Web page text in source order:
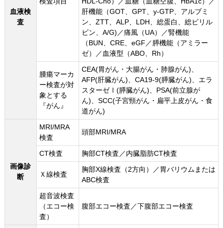
血液検
査
肝機能（GOT、GPT、y-GTP、アルブミ
ン、ZTT、ALP、LDH、総蛋白、総ビリル
ビン、A/G)／痛風（UA）／腎機能
（BUN、CRE、eGF／膵機能（アミラー
ゼ）／血液型（ABO、Rh）
腫瘍マーカ
ー検査が対
象とする
『がん』
CEA(胃がん・大腸がん・肺腺がん)、
AFP(肝臓がん)、CA19-9(膵臓がん)、エラ
スターゼⅠ(膵臓がん)、PSA(前立腺が
ん)、SCC(子宮頸がん・扁平上皮がん・食
道がん)
画像診
断
MRI/MRA
検査
頭部MRI/MRA
CT検査 胸部CT検査／内臓脂肪CT検査
Ｘ線検査
胸部X線検査（2方向）／胃バリウムまたは
ABC検査
超音波検査
（エコー検
査）
腹部エコー検査／下腹部エコー検査